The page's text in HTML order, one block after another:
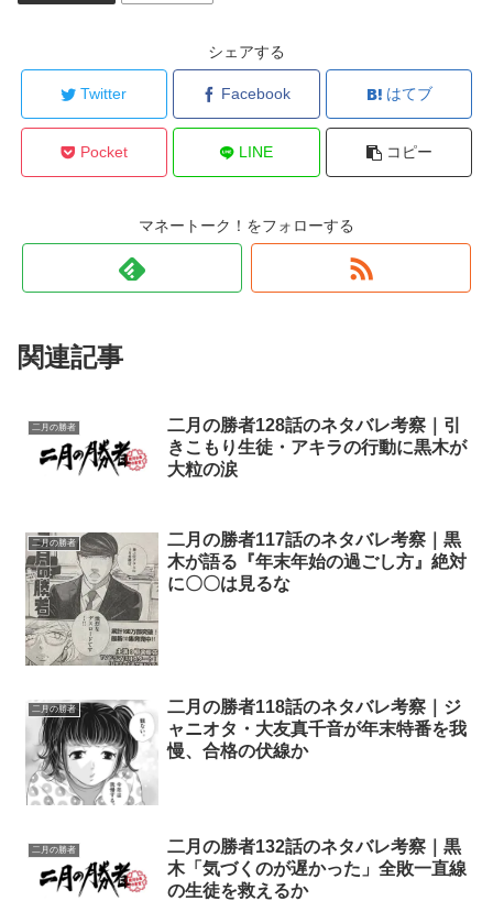
シェアする
Twitter Facebook はてブ
Pocket LINE コピー
マネートーク！をフォローする
関連記事
二月の勝者
二月の勝者128話のネタバレ考察｜引
きこもり生徒・アキラの行動に黒木が
大粒の涙
二月の勝者
二月の勝者117話のネタバレ考察｜黒
木が語る『年末年始の過ごし方』絶対
に〇〇は見るな
二月の勝者
二月の勝者118話のネタバレ考察｜ジ
ャニオタ・大友真千音が年末特番を我
慢、合格の伏線か
二月の勝者
二月の勝者132話のネタバレ考察｜黒
木「気づくのが遅かった」全敗一直線
の生徒を救えるか